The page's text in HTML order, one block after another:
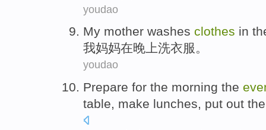
youdao
My mother washes clothes in
我妈妈在晚上洗衣服。
youdao
Prepare for the morning the
table, make lunches, put out the